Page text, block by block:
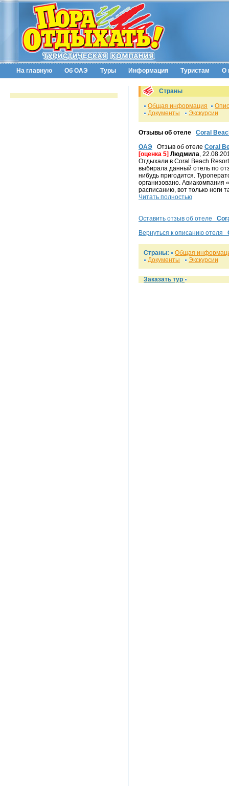
На главную Об ОАЭ Туры Информация Туристам О
Страны
Общая информация
Документы
Экскурсии
Отзывы об отеле Coral
ОАЭ Отзыв об отеле Coral
[оценка 5] Людмила,
Отдыхали в Coral Beach
выбирала данный отель по
нибудь пригодится.
организовано. Авиакомпания
расписанию, вот только ноги
Читать полностью
Оставить отзыв об отеле
Вернуться к описанию отеля
Страны:
Общая
Документы
Экскурсии
Заказать тур